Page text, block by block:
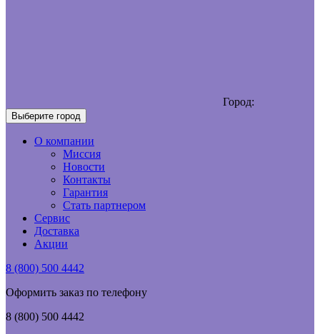
Город:
Выберите город
О компании
Миссия
Новости
Контакты
Гарантия
Стать партнером
Сервис
Доставка
Акции
8 (800) 500 4442
Оформить заказ по телефону
8 (800) 500 4442